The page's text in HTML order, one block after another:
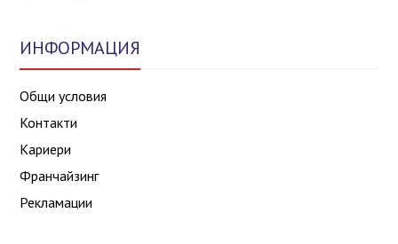
ИНФОРМАЦИЯ
Общи условия
Контакти
Кариери
Франчайзинг
Рекламации